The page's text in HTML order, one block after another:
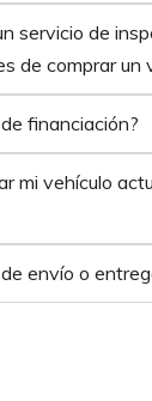
servicio de
de comprar un
financiación?
mi vehículo
envío o